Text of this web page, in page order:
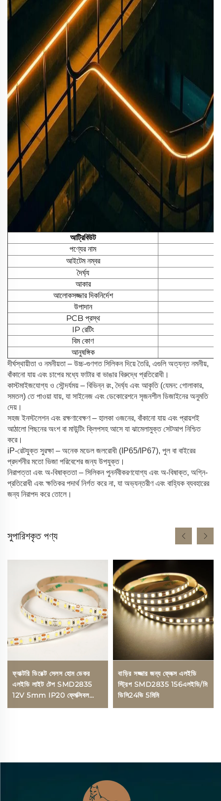
আট্রিবিউট
পণ্যের নাম
আইটেম নম্বর
দৈর্ঘ্য
আকার
আলোকসজ্জার দিকনির্দেশ
উপাদান
PCB প্রস্থ
IP রেটিং
বিম কোণ
আনুষঙ্গিক
দীর্ঘস্থায়ীতা ও নমনীয়তা – উচ্চ-গুণগত সিলিকন দিয়ে তৈরি, এগুলি অত্যন্ত নমনীয়,
বাঁকানো যায় এবং চাপের মধ্যে ফাটার বা ভাঙার বিরুদ্ধে প্রতিরোধী।
কাস্টমাইজযোগ্য ও সৌন্দর্যময় – বিভিন্ন রং, দৈর্ঘ্য এবং আকৃতি (যেমন: গোলাকার,
সমতল) তে পাওয়া যায়, যা সাইনেজ এবং ডেকোরেশনে সৃজনশীল ডিজাইনের অনুমতি
দেয়।
সহজ ইনস্টলেশন এবং রক্ষণাবেক্ষণ – হালকা ওজনের, বাঁকানো যায় এবং প্রায়শই
আঠালো পিছনের অংশ বা মাউন্টিং ক্লিপসহ আসে যা ঝামেলামুক্ত সেটআপ নিশ্চিত
করে।
iP-রেটযুক্ত সুরক্ষা – অনেক মডেল জলরোধী (IP65/IP67), পুল বা বাইরের
প্রদর্শনীর মতো ভিজা পরিবেশের জন্য উপযুক্ত।
নিরাপত্তা এবং অ-বিষাক্ততা – সিলিকন পুনর্নবীকরণযোগ্য এবং অ-বিষাক্ত, অগ্নি-
প্রতিরোধী এবং ক্ষতিকর পদার্থ নির্গত করে না, যা অভ্যন্তরীণ এবং বাহ্যিক ব্যবহারের
জন্য নিরাপদ করে তোলে।
সুপারিশকৃত পণ্য
ফ্যাক্টরি ডিরেক্ট সেলস হোম ডেকর
এলইডি লাইট টেপ SMD2835
12V 5mm IP20 ফ্লেক্সিবল
এলইডি লাইট স্ট্রিপ
বাড়ির সজ্জার জন্য ফ্লেক্স এলইডি
স্ট্রিপ SMD2835 156এলইডি/মি
ডিসি24ভি 5মিমি